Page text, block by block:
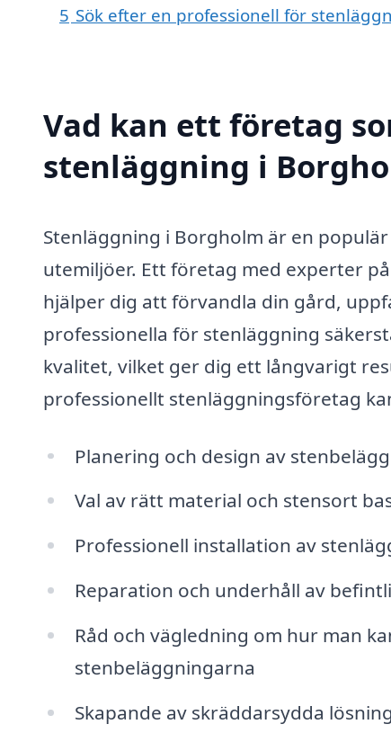
5 Sök efter en professionell för
Vad kan ett företag
stenläggning i
Stenläggning i Borgholm är en
utemiljöer. Ett företag med experter
hjälper dig att förvandla din gård,
professionella för stenläggning
kvalitet, vilket ger dig ett långvarigt
professionellt stenläggningsföretag
Planering och design av
Val av rätt material och stensort
Professionell installation av
Reparation och underhåll av
Råd och vägledning om hur man
stenbeläggningarna
Skapande av skräddarsydda